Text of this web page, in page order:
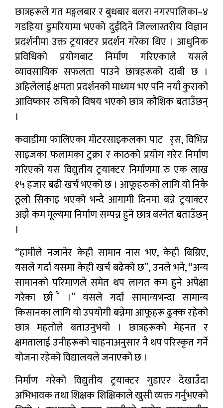
छात्रहरूले गत मङ्गलबार र बुधबार बलरा नगरपालिका–४
गडहिया डुमरियामा भएको दुईदिने जिल्लास्तरीय विज्ञान
प्रदर्शनीमा उक्त ट्रयाक्टर प्रदर्शन गरेका थिए । आधुनिक
प्रविधिको प्रयोगबाट निर्माण गरिएकाले यसले
व्यावसायिक सफलता पाउने छात्रहरूको दाबी छ ।
अहिलेलाई क्षमता प्रदर्शनको माध्यम भए पनि नयाँ कुराको
आविष्कार रुचिको विषय भएको छात्र कौशिक बताउँछन्
।
कवाडीमा फालिएका मोटरसाइकलका पाटर््स, विभिन्न
साइजका फलामका टुक्रा र काठको प्रयोग गरेर निर्माण
गरिएको यस विद्युतीय ट्रयाक्टर निर्माणमा रु एक लाख
१५ हजार बढी खर्च भएको छ । आफूहरुको लागि यो निकै
ठूलो सिकाइ भएको भन्दै आगामी दिनमा बन्ने ट्रयाक्टर
अझै कम मूल्यमा निर्माण सम्पन्न हुने छात्र बस्नेत बताउँछन्
।
“हामीले नजानेर केही सामान नास भए, केही बिग्रिए,
यसले गर्दा यसमा केही खर्च बढेको छ”, उनले भने, “अन्य
सामानको परिमाणले समेत थप लागत कम हुने अपेक्षा
गरेका छाँै ।” यसले गर्दा सामान्यभन्दा सामान्य
किसानका लागि यो उपयोगी बन्नेमा आफूहरू ढुक्क रहेको
छात्र महतोले बताउनुभयो । छात्रहरूको मेहनत र
क्षमतालाई उनीहरूको चाहनाअनुसार नै थप परिस्कृत गर्ने
योजना रहेको विद्यालयले जनाएको छ ।
निर्माण गरेको विद्युतीय ट्रयाक्टर गुडाएर देखाउँदा
अभिभावक तथा शिक्षक शिक्षिकाले खुसी व्यक्त गर्नुभएको